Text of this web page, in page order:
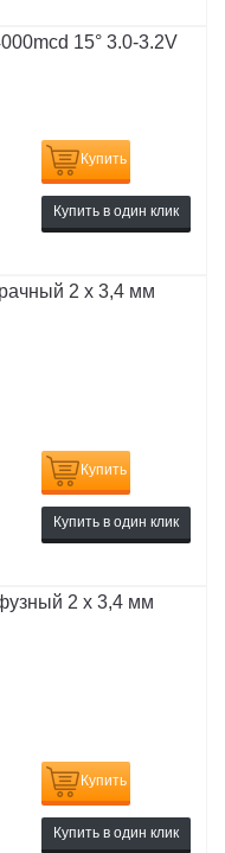
15° 3.0-3.2V
Купить
Купить в один клик
2 x 3,4 мм
Купить
Купить в один клик
2 x 3,4 мм
Купить
Купить в один клик